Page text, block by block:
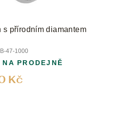
s přírodním diamantem
47-1000
Kč
PRODEJNĚ